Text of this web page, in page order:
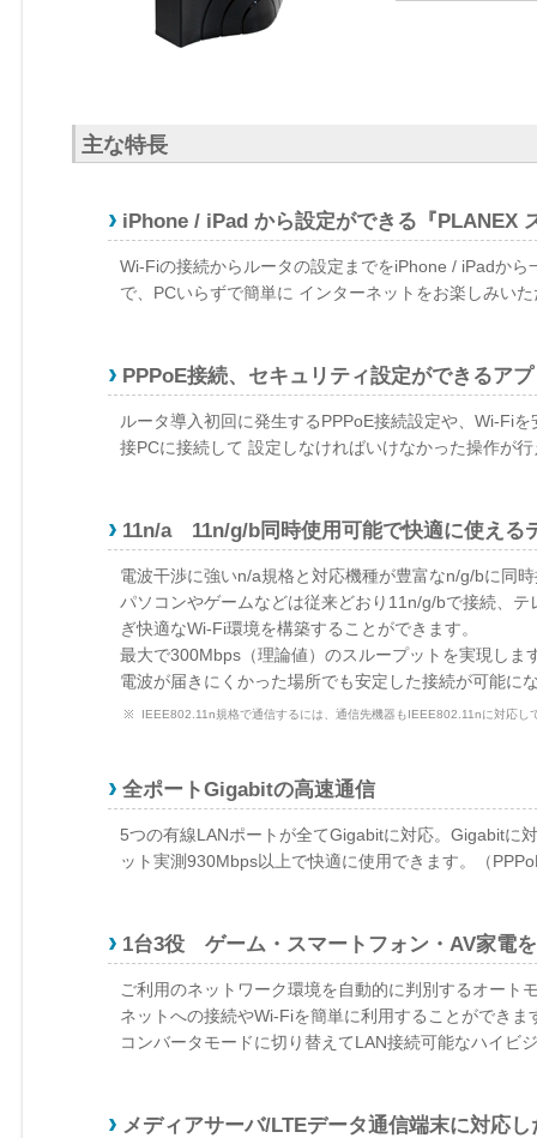
主な特長
iPhone / iPad から設定ができる『PLANEX
Wi-Fiの接続からルータの設定までをiPhone / iPadか
で、PCいらずで簡単に インターネットをお楽しみい
PPPoE接続、セキュリティ設定ができるア
ルータ導入初回に発生するPPPoE接続設定や、Wi-Fi
接PCに接続して 設定しなければいけなかった操作が
11n/a 11n/g/b同時使用可能で快適に使える
電波干渉に強いn/a規格と対応機種が豊富なn/g/bに同
パソコンやゲームなどは従来どおり11n/g/bで接続、
ぎ快適なWi-Fi環境を構築することができます。
最大で300Mbps（理論値）のスループットを実現し
電波が届きにくかった場所でも安定した接続が可能に
IEEE802.11n規格で通信するには、通信先機器もIEEE802.11nに対応し
全ポートGigabitの高速通信
5つの有線LANポートが全てGigabitに対応。Gigabitに
ット実測930Mbps以上で快適に使用できます。（
1台3役 ゲーム・スマートフォン・AV家電
ご利用のネットワーク環境を自動的に判別するオート
ネットへの接続やWi-Fiを簡単に利用することができま
コンバータモードに切り替えてLAN接続可能なハイビ
メディアサーバ/LTEデータ通信端末に対応